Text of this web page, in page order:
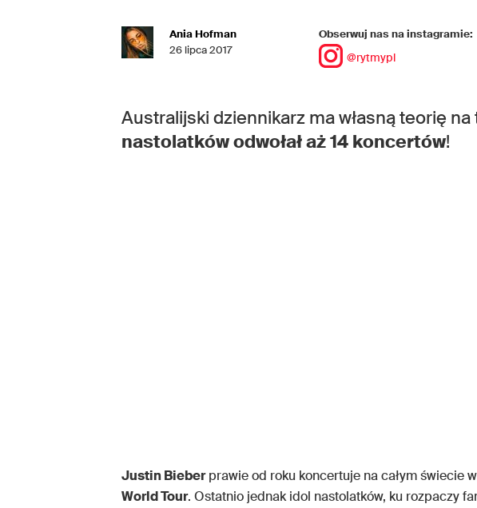
Ania Hofman
26 lipca 2017
Obserwuj nas na instagramie:
@rytmypl
Australijski dziennikarz ma własną teorię
nastolatków odwołał aż 14 koncertów!
Justin Bieberprawie od roku koncertuje na całym świecie
World Tour. Ostatnio jednak idol nastolatków, ku rozpaczy